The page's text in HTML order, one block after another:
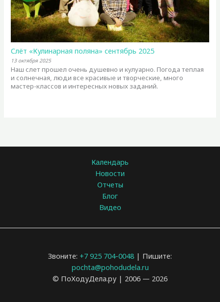
Слёт «Кулинарная поляна» сентябрь 2025
13 октября 2025
Наш слет прошел очень душевно и кулуарно. Погода теплая
и солнечная, люди все красивые и творческие, много
мастер-классов и интересных новых заданий.
Календарь
Новости
Отчеты
Блог
Видео
Звоните: +7 925 704-0048 | Пишите:
pochta@pohodudela.ru
© ПоХодуДела.ру | 2006 — 2026